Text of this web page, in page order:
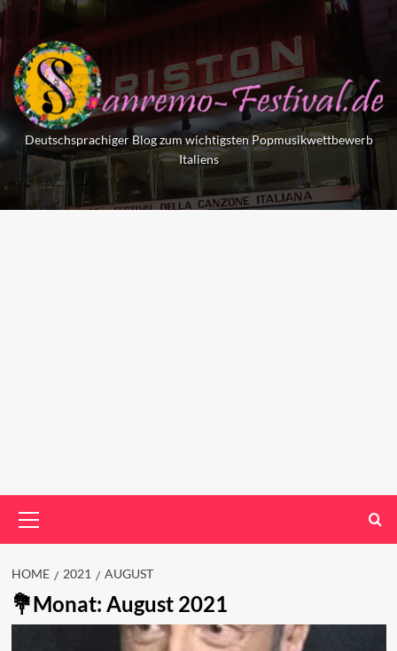
Skip
to
content
Deutschsprachiger Blog zum wichtigsten Popmusikwettbewerb
Italiens
Menu
HOME 2021 AUGUST
Monat: August 2021